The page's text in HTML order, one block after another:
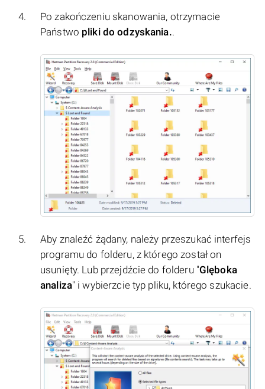
Po zakończeniu skanowania, otrzymacie
Państwo pliki do odzyskania..
Aby znaleźć żądany, należy przeszukać interfejs
programu do folderu, z którego został on
usunięty. Lub przejdźcie do folderu "Glęboka
analiza" i wybierzcie typ pliku, którego szukacie.